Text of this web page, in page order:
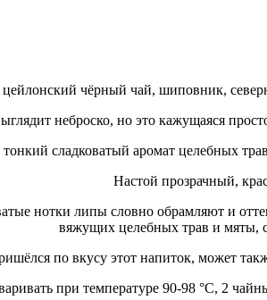
цейлонский чёрный чай, шиповник,
неброско, но это кажущаяся
сладковатый аромат целебных
Настой прозрачный,
нотки липы словно обрамляют и
вяжущих целебных трав и мяты,
по вкусу этот напиток, может
при температуре 90-98 °C, 2